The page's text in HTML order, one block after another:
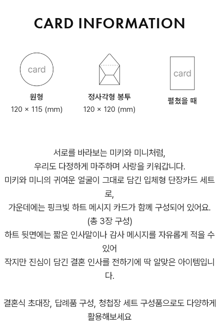
CARD INFORMATION
원형
120 x 115 (mm)
정사각형 봉투
120 x 120 (mm)
펼쳤을 때
서로를 바라보는 미키와 미니처럼,
우리도 다정하게 마주하며 사랑을 키워갑니다.
미키와 미니의 귀여운 얼굴이 그대로 담긴 입체형 단장카드 세트
로,
가운데에는 핑크빛 하트 메시지 카드가 함께 구성되어 있어요.
(총 3장 구성)
하트 뒷면에는 짧은 인사말이나 감사 메시지를 자유롭게 적을 수
있어
작지만 진심이 담긴 결혼 인사를 전하기에 딱 알맞은 아이템입니
다.
결혼식 초대장, 답례품 구성, 청첩장 세트 구성품으로도 다양하게